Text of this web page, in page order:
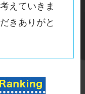
えていきま
きありがと